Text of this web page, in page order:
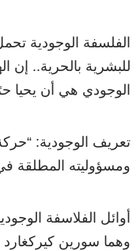
الفلسفة الوجودية
للبشرية بالحرية.. إن
الوجودي هي أن يحيا
تعريف الوجودية:
ومسؤوليته المطلقة
أوائل الفلاسفة
وهما سورين كيركغارد